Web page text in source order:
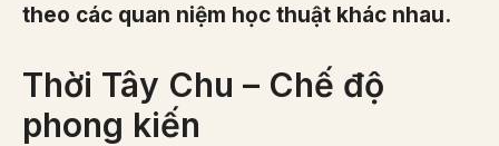
theo các quan niệm học thuật khác nhau.
Thời Tây Chu – Chế độ
phong kiến